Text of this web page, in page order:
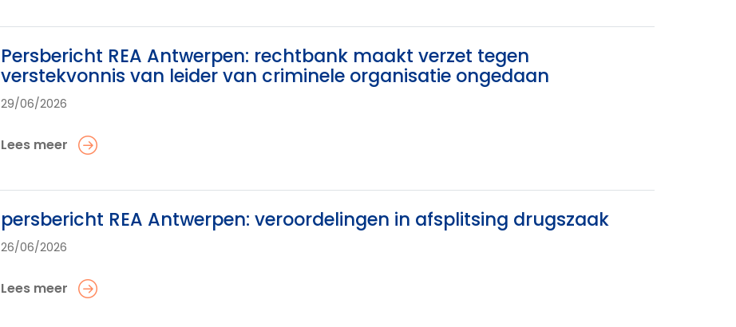
Persbericht REA Antwerpen: rechtbank maakt verzet tegen
verstekvonnis van leider van criminele organisatie ongedaan
29/06/2026
Lees meer
persbericht REA Antwerpen: veroordelingen in afsplitsing drugszaak
26/06/2026
Lees meer